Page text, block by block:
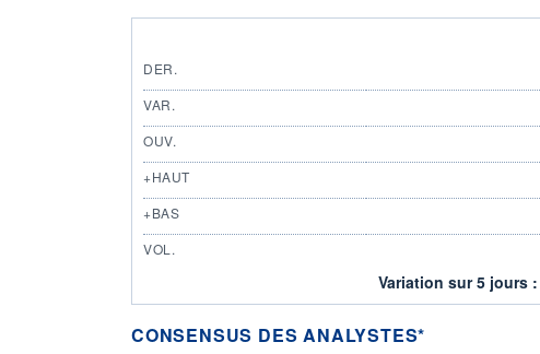
DER.
VAR.
OUV.
+HAUT
+BAS
VOL.
Variation sur 5 jours :
CONSENSUS DES ANALYSTES*